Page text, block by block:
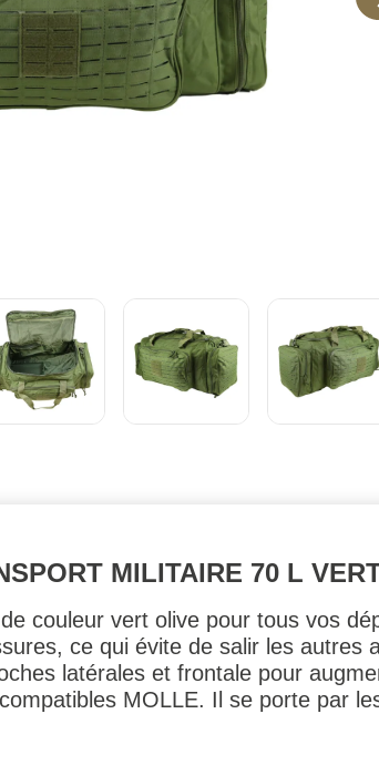
MILITAIRE 70 L
couleur vert olive pour tous vos
ce qui évite de salir les
latérales et frontale pour
MOLLE. Il se porte par